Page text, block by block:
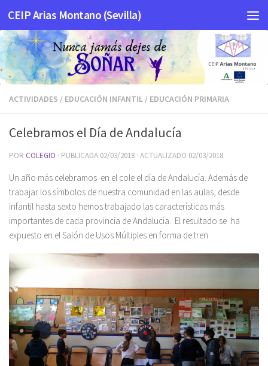
Saltar al contenido
CEIP Arias Montano (Sevilla)
ACTIVIDADES / EDUCACIÓN INFANTIL / EDUCACIÓN PRIMARIA
Celebramos el Día de Andalucía
POR COLEGIO · PUBLICADA 02/03/2018 · ACTUALIZADO 02/03/2018
Un año más celebramos en el cole el día de Andalucía. Además de
trabajar los símbolos de nuestra comunidad en las aulas, desde
infantil hasta sexto hemos trabajado las características más
importantes de cada provincia de Andalucía. El resultado se ha
expuesto en el Salón de Usos Múltiples en forma de tren.